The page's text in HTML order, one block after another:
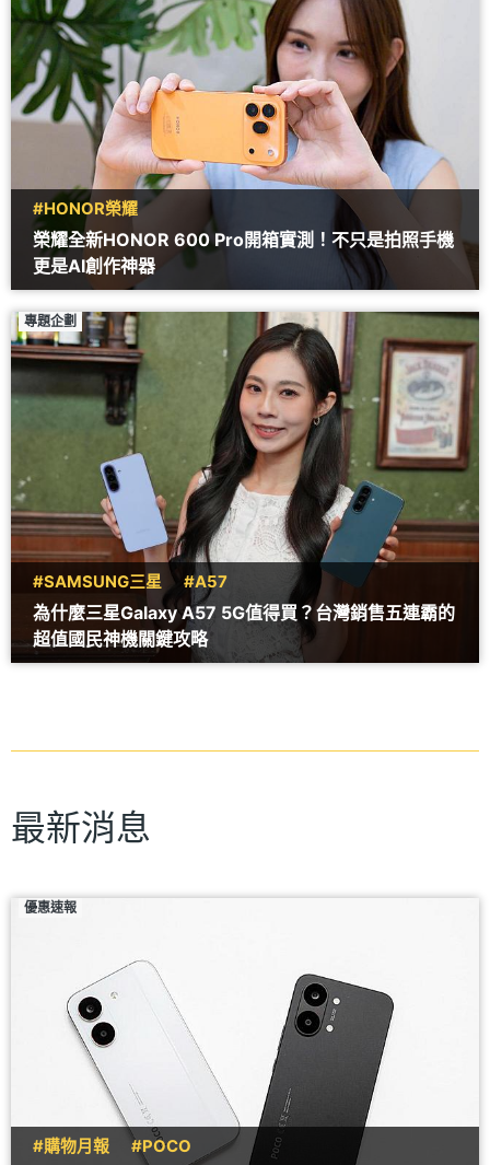
#HONOR榮耀
榮耀全新HONOR 600 Pro開箱實測！不只是拍照手機
更是AI創作神器
專題企劃
#SAMSUNG三星 #A57
為什麼三星Galaxy A57 5G值得買？台灣銷售五連霸的
超值國民神機關鍵攻略
最新消息
優惠速報
#購物月報 #POCO